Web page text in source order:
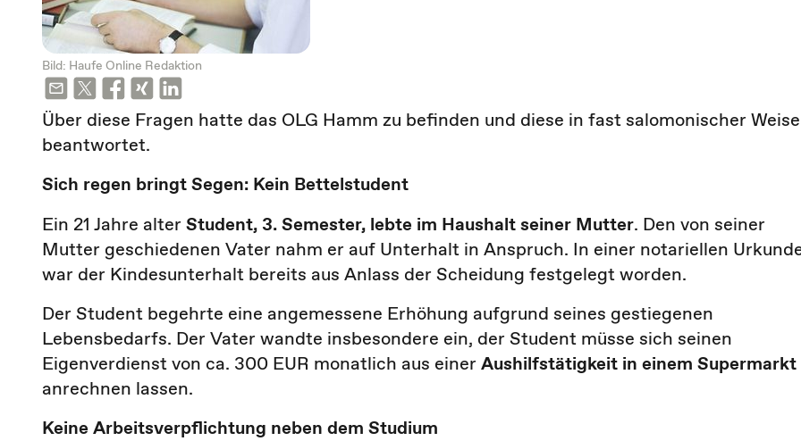
Bild: Haufe Online Redaktion
Über diese Fragen hatte das OLG Hamm zu befinden und diese in fast salomonischer Weise
beantwortet.
Sich regen bringt Segen: Kein Bettelstudent
Ein 21 Jahre alter Student, 3. Semester, lebte im Haushalt seiner Mutter. Den von seiner
Mutter geschiedenen Vater nahm er auf Unterhalt in Anspruch. In einer notariellen
war der Kindesunterhalt bereits aus Anlass der Scheidung festgelegt worden.
Der Student begehrte eine angemessene Erhöhung aufgrund seines gestiegenen
Lebensbedarfs. Der Vater wandte insbesondere ein, der Student müsse sich seinen
Eigenverdienst von ca. 300 EUR monatlich aus einer Aushilfstätigkeit in einem Supermarkt
anrechnen lassen.
Keine Arbeitsverpflichtung neben dem Studium